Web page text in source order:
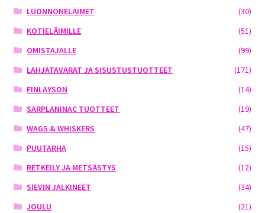
LUONNONELÄIMET
(30)
KOTIELÄIMILLE
(51)
OMISTAJALLE
(99)
LAHJATAVARAT JA SISUSTUSTUOTTEET
(171)
FINLAYSON
(14)
SARPLANINAC TUOTTEET
(19)
WAGS & WHISKERS
(47)
PUUTARHA
(15)
RETKEILY JA METSÄSTYS
(12)
SIEVIN JALKINEET
(34)
JOULU
(21)